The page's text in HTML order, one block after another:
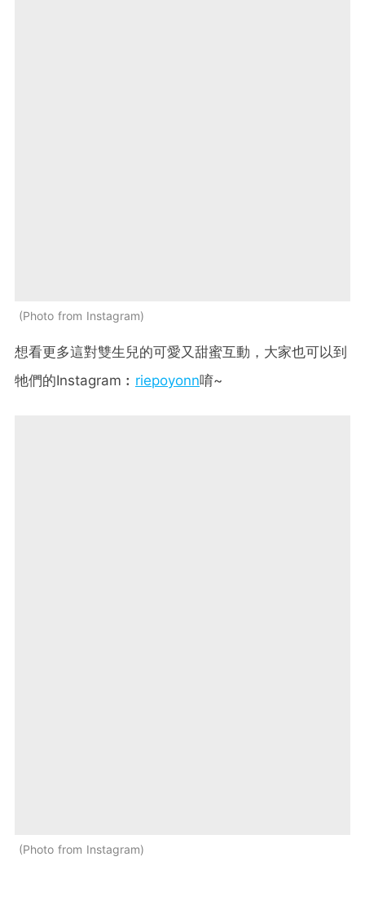
Photo from Instagram
想看更多這對雙生兒的可愛又甜蜜互動，大家也可以到
牠們的Instagram︰ riepoyonn唷~
Photo from Instagram